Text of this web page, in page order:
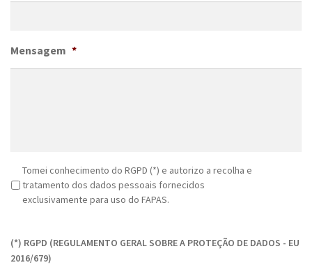
Mensagem *
G
Tomei conhecimento do RGPD (*) e autorizo a recolha e
tratamento dos dados pessoais fornecidos
exclusivamente para uso do FAPAS.
A
P
(*) RGPD (REGULAMENTO GERAL SOBRE A PROTEÇÃO DE DADOS - EU
2016/679)